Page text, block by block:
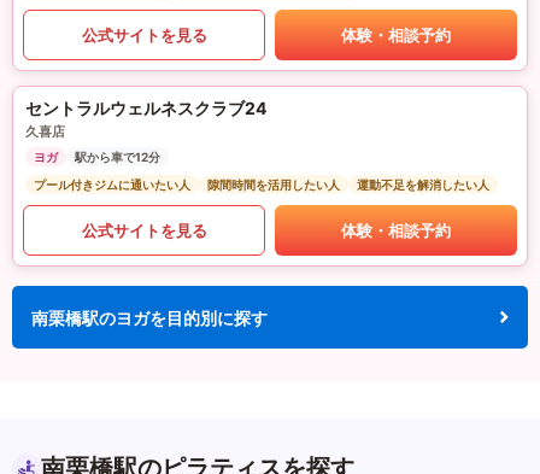
公式サイトを見る 体験・相談予約
セントラルウェルネスクラブ24
久喜店
ヨガ
駅から車で12分
プール付きジムに通いたい人
隙間時間を活用したい人 運動不足を解消したい人
公式サイトを見る 体験・相談予約
南栗橋駅のヨガを目的別に探す